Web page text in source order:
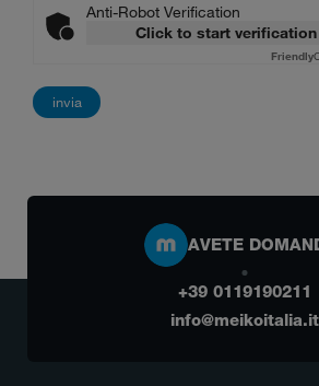
Anti-Robot Verification
Click to start verification
Friendly
AVETE
+39 0119190211
info@meikoitalia.it